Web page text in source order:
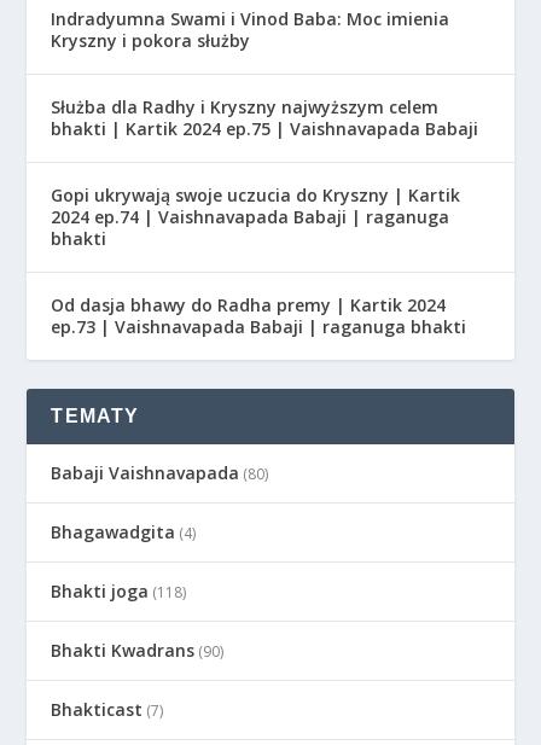
Indradyumna Swami i Vinod Baba: Moc imienia
Kryszny i pokora służby
Służba dla Radhy i Kryszny najwyższym celem
bhakti | Kartik 2024 ep.75 | Vaishnavapada Babaji
Gopi ukrywają swoje uczucia do Kryszny | Kartik
2024 ep.74 | Vaishnavapada Babaji | raganuga
bhakti
Od dasja bhawy do Radha premy | Kartik 2024
ep.73 | Vaishnavapada Babaji | raganuga bhakti
TEMATY
Babaji Vaishnavapada (80)
Bhagawadgita (4)
Bhakti joga (118)
Bhakti Kwadrans (90)
Bhakticast (7)